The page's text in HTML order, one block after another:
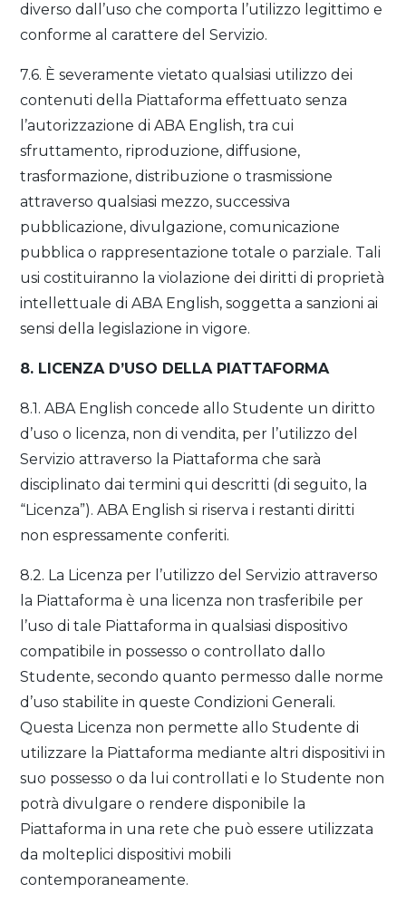
diverso dall’uso che comporta l’utilizzo legittimo e
conforme al carattere del Servizio.
7.6. È severamente vietato qualsiasi utilizzo dei
contenuti della Piattaforma effettuato senza
l’autorizzazione di ABA English, tra cui
sfruttamento, riproduzione, diffusione,
trasformazione, distribuzione o trasmissione
attraverso qualsiasi mezzo, successiva
pubblicazione, divulgazione, comunicazione
pubblica o rappresentazione totale o parziale. Tali
usi costituiranno la violazione dei diritti di proprietà
intellettuale di ABA English, soggetta a sanzioni ai
sensi della legislazione in vigore.
8. LICENZA D’USO DELLA PIATTAFORMA
8.1. ABA English concede allo Studente un diritto
d’uso o licenza, non di vendita, per l’utilizzo del
Servizio attraverso la Piattaforma che sarà
disciplinato dai termini qui descritti (di seguito, la
“Licenza”). ABA English si riserva i restanti diritti
non espressamente conferiti.
8.2. La Licenza per l’utilizzo del Servizio attraverso
la Piattaforma è una licenza non trasferibile per
l’uso di tale Piattaforma in qualsiasi dispositivo
compatibile in possesso o controllato dallo
Studente, secondo quanto permesso dalle norme
d’uso stabilite in queste Condizioni Generali.
Questa Licenza non permette allo Studente di
utilizzare la Piattaforma mediante altri dispositivi in
suo possesso o da lui controllati e lo Studente non
potrà divulgare o rendere disponibile la
Piattaforma in una rete che può essere utilizzata
da molteplici dispositivi mobili
contemporaneamente.